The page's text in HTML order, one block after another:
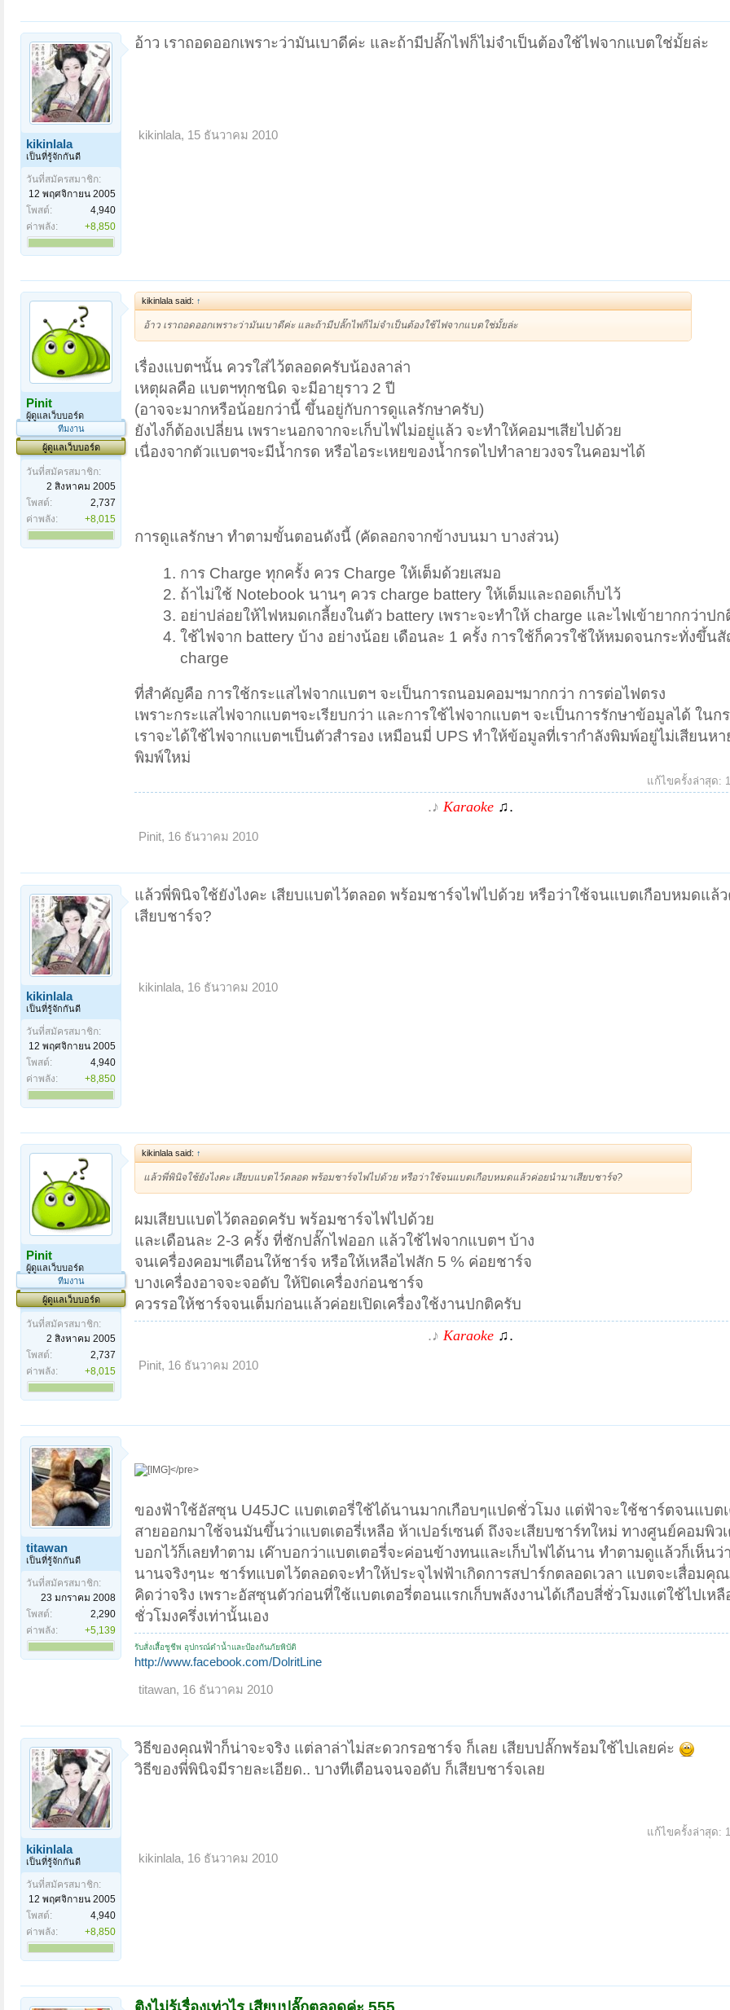
kikinlala
เป็นที่รู้จักกันดี
วันที่สมัครสมาชิก:
12 พฤศจิกายน 2005
โพสต์:
4,940
ค่าพลัง:
+8,850
อ้าว เราถอดออกเพราะว่ามันเบาดีค่ะ และถ้ามีปลั๊กไฟก็ไม่จำเป็นต้องใช้ไฟจากแบตใช่มั้ยล่ะ
kikinlala, 15 ธันวาคม 2010
Pinit
ผู้ดูแลเว็บบอร์ด
ทีมงาน
ผู้ดูแลเว็บบอร์ด
วันที่สมัครสมาชิก:
2 สิงหาคม 2005
โพสต์:
2,737
ค่าพลัง:
+8,015
kikinlala said: ↑
อ้าว เราถอดออกเพราะว่ามันเบาดีค่ะ และถ้ามีปลั๊กไฟก็ไม่จำเป็นต้องใช้ไฟจากแบตใช่มั้ยล่ะ
เรื่องแบตฯนั้น ควรใส่ไว้ตลอดครับน้องลาล่า
เหตุผลคือ แบตฯทุกชนิด จะมีอายุราว 2 ปี
(อาจจะมากหรือน้อยกว่านี้ ขึ้นอยู่กับการดูแลรักษาครับ)
ยังไงก็ต้องเปลี่ยน เพราะนอกจากจะเก็บไฟไม่อยู่แล้ว จะทำให้คอมฯเสียไปด้วย
เนื่องจากตัวแบตฯจะมีน้ำกรด หรือไอระเหยของน้ำกรดไปทำลายวงจรในคอมฯได้
การดูแลรักษา ทำตามขั้นตอนดังนี้ (คัดลอกจากข้างบนมา บางส่วน)
การ Charge ทุกครั้ง ควร Charge ให้เต็มด้วยเสมอ
ถ้าไม่ใช้ Notebook นานๆ ควร charge battery ให้เต็มและถอดเก็บไว้
อย่าปล่อยให้ไฟหมดเกลี้ยงในตัว battery เพราะจะทำให้ charge และไฟเข้ายากกว่าปก
ใช้ไฟจาก battery บ้าง อย่างน้อย เดือนละ 1 ครั้ง การใช้ก็ควรใช้ให้หมดจนกระทั่งขึ้
charge
ที่สำคัญคือ การใช้กระแสไฟจากแบตฯ จะเป็นการถนอมคอมฯมากกว่า การต่อไฟตรง
เพราะกระแสไฟจากแบตฯจะเรียบกว่า และการใช้ไฟจากแบตฯ จะเป็นการรักษาข้อมูลได้ ใน
เราจะได้ใช้ไฟจากแบตฯเป็นตัวสำรอง เหมือนมี่ UPS ทำให้ข้อมูลที่เรากำลังพิมพ์อยู่ไม่เสียนห
พิมพ์ใหม่
แก้ไขครั้งล่าสุด:
.♪ Karaoke ♫.
Pinit, 16 ธันวาคม 2010
kikinlala
เป็นที่รู้จักกันดี
วันที่สมัครสมาชิก:
12 พฤศจิกายน 2005
โพสต์:
4,940
ค่าพลัง:
+8,850
แล้วพี่พินิจใช้ยังไงคะ เสียบแบตไว้ตลอด พร้อมชาร์จไฟไปด้วย หรือว่าใช้จนแบตเกือบหมดแล้
เสียบชาร์จ?
kikinlala, 16 ธันวาคม 2010
Pinit
ผู้ดูแลเว็บบอร์ด
ทีมงาน
ผู้ดูแลเว็บบอร์ด
วันที่สมัครสมาชิก:
2 สิงหาคม 2005
โพสต์:
2,737
ค่าพลัง:
+8,015
kikinlala said: ↑
แล้วพี่พินิจใช้ยังไงคะ เสียบแบตไว้ตลอด พร้อมชาร์จไฟไปด้วย หรือว่าใช้จนแบตเกือบหมดแล้วค่อยนำมาเสียบชาร์จ?
ผมเสียบแบตไว้ตลอดครับ พร้อมชาร์จไฟไปด้วย
และเดือนละ 2-3 ครั้ง ที่ชักปลั๊กไฟออก แล้วใช้ไฟจากแบตฯ บ้าง
จนเครื่องคอมฯเตือนให้ชาร์จ หรือให้เหลือไฟสัก 5 % ค่อยชาร์จ
บางเครื่องอาจจะจอดับ ให้ปิดเครื่องก่อนชาร์จ
ควรรอให้ชาร์จจนเต็มก่อนแล้วค่อยเปิดเครื่องใช้งานปกติครับ
.♪ Karaoke ♫.
Pinit, 16 ธันวาคม 2010
titawan
เป็นที่รู้จักกันดี
วันที่สมัครสมาชิก:
23 มกราคม 2008
โพสต์:
2,290
ค่าพลัง:
+5,139
</pre>
ของฟ้าใช้อัสซุน U45JC แบตเตอรี่ใช้ได้นานมากเกือบๆแปดชั่วโมง แต่ฟ้าจะใช้ชาร์ตจนแบต
สายออกมาใช้จนมันขึ้นว่าแบตเตอรี่เหลือ ห้าเปอร์เซนต์ ถึงจะเสียบชาร์ทใหม่ ทางศูนย์คอมพิว
บอกไว้ก็เลยทำตาม เค๊าบอกว่าแบตเตอรี่จะค่อนข้างทนและเก็บไฟได้นาน ทำตามดูแล้วก็เห็นว่
นานจริงๆนะ ชาร์ทแบตไว้ตลอดจะทำให้ประจุไฟฟ้าเกิดการสปาร์กตลอดเวลา แบตจะเสื่อมคุณ
คิดว่าจริง เพราะอัสซุนตัวก่อนที่ใช้แบตเตอรี่ตอนแรกเก็บพลังงานได้เกือบสี่ชั่วโมงแต่ใช้ไปเหลื
ชั่วโมงครึ่งเท่านั้นเอง
รับสั่งเสื้อชูชีพ อุปกรณ์ดำน้ำและป้องกันภัยพิบัติ
http://www.facebook.com/DolritLine
titawan, 16 ธันวาคม 2010
kikinlala
เป็นที่รู้จักกันดี
วันที่สมัครสมาชิก:
12 พฤศจิกายน 2005
โพสต์:
4,940
ค่าพลัง:
+8,850
วิธีของคุณฟ้าก็น่าจะจริง แต่ลาล่าไม่สะดวกรอชาร์จ ก็เลย เสียบปลั๊กพร้อมใช้ไปเลยค่ะ
วิธีของพี่พินิจมีรายละเอียด.. บางทีเตือนจนจอดับ ก็เสียบชาร์จเลย
แก้ไขครั้งล่าสุด:
kikinlala, 16 ธันวาคม 2010